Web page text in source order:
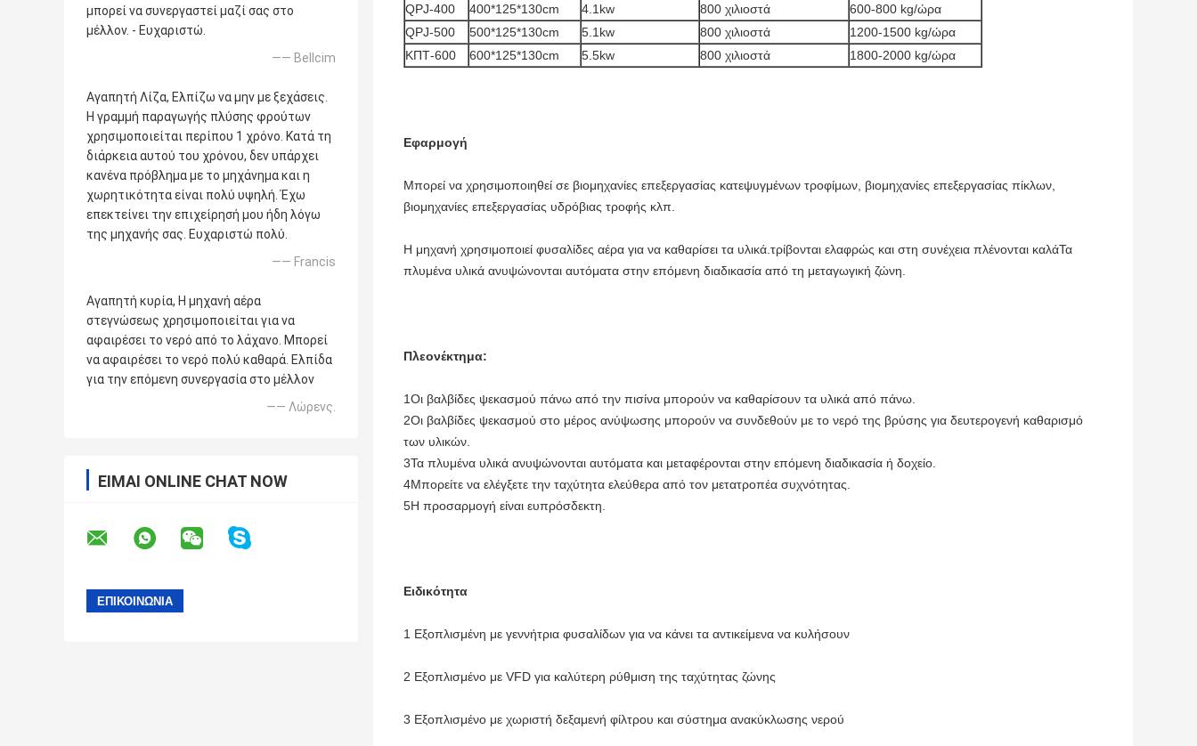
μπορεί να συνεργαστεί μαζί σας στο
μέλλον. - Ευχαριστώ.
—— Bellcim
Αγαπητή Λίζα, Ελπίζω να μην με ξεχάσεις.
Η γραμμή παραγωγής πλύσης φρούτων
χρησιμοποιείται περίπου 1 χρόνο. Κατά τη
διάρκεια αυτού του χρόνου, δεν υπάρχει
κανένα πρόβλημα με το μηχάνημα και η
χωρητικότητα είναι πολύ υψηλή. Έχω
επεκτείνει την επιχείρησή μου ήδη λόγω
της μηχανής σας. Ευχαριστώ πολύ.
—— Francis
Αγαπητή κυρία, Η μηχανή αέρα
στεγνώσεως χρησιμοποιείται για να
αφαιρέσει το νερό από το λάχανο. Μπορεί
να αφαιρέσει το νερό πολύ καθαρά. Ελπίδα
για την επόμενη συνεργασία στο μέλλον
—— Λώρενς.
ΕΊΜΑΙ ONLINE CHAT NOW
QPJ-400
400*125*130cm 4.1kw 800 χιλιοστά
600-800 kg/ώρα
QPJ-500
500*125*130cm 5.1kw 800 χιλιοστά
1200-1500 kg/ώρα
ΚΠΤ-600
600*125*130cm 5.5kw 800 χιλιοστά 1800-2000 kg/ώρα
Εφαρμογή
Μπορεί να χρησιμοποιηθεί σε βιομηχανίες επεξεργασίας κατεψυγμένων τροφίμων, βιομηχανίες επεξεργασίας πίκλων,
βιομηχανίες επεξεργασίας υδρόβιας τροφής κλπ.
Η μηχανή χρησιμοποιεί φυσαλίδες αέρα για να καθαρίσει τα υλικά.τρίβονται ελαφρώς και στη συνέχεια πλένονται καλάΤα
πλυμένα υλικά ανυψώνονται αυτόματα στην επόμενη διαδικασία από τη μεταγωγική ζώνη.
Πλεονέκτημα:
1Οι βαλβίδες ψεκασμού πάνω από την πισίνα μπορούν να καθαρίσουν τα υλικά από πάνω.
2Οι βαλβίδες ψεκασμού στο μέρος ανύψωσης μπορούν να συνδεθούν με το νερό της βρύσης για δευτερογενή καθαρισμό
των υλικών.
3Τα πλυμένα υλικά ανυψώνονται αυτόματα και μεταφέρονται στην επόμενη διαδικασία ή δοχείο.
4Μπορείτε να ελέγξετε την ταχύτητα ελεύθερα από τον μετατροπέα συχνότητας.
5Η προσαρμογή είναι ευπρόσδεκτη.
Ειδικότητα
1 Εξοπλισμένη με γεννήτρια φυσαλίδων για να κάνει τα αντικείμενα να κυλήσουν
2 Εξοπλισμένο με VFD για καλύτερη ρύθμιση της ταχύτητας ζώνης
3 Εξοπλισμένο με χωριστή δεξαμενή φίλτρου και σύστημα ανακύκλωσης νερού